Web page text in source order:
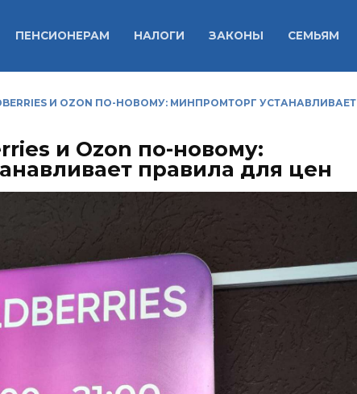
ПЕНСИОНЕРАМ НАЛОГИ ЗАКОНЫ СЕМЬЯМ
И OZON ПО-НОВОМУ: МИНПРОМТОРГ УСТАНАВЛИВАЕТ
и Ozon по-новому:
правила для цен